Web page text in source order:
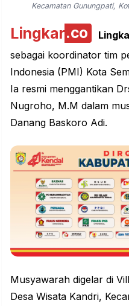
Kecamatan Gunungpati,
Lingkar.co
sebagai koordinator tim
Indonesia (PMI) Kota
Ia resmi menggantikan
Nugroho, M.M dalam
Danang Baskoro Adi.
Musyawarah digelar di
Desa Wisata Kandri,